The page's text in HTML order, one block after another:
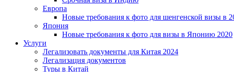
Европа
Новые требования к фото для шенгенской визы в
Япония
Новые требования к фото для визы в Японию 2020
Услуги
Легализовать документы для Китая 2024
Легализация документов
Туры в Китай